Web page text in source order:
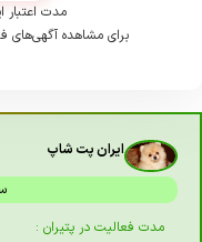
مدت اعتبار
برای مشاهده آگهی‌های
ایران پت شاپ
مدت فعالیت در پتیران :